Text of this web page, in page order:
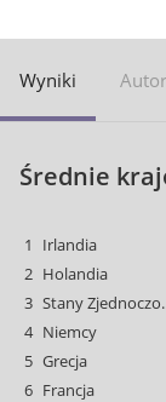
Wyniki
Średnie
1 Irlandia
2 Holandia
3
4 Niemcy
5 Grecja
6 Francja